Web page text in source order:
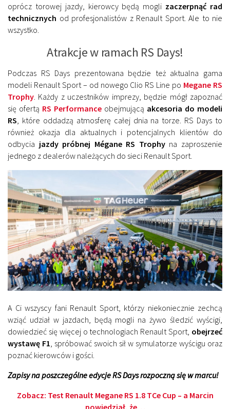
oprócz torowej jazdy, kierowcy będą mogli zaczerpnąć rad
technicznych od profesjonalistów z Renault Sport. Ale to nie
wszystko.
Atrakcje w ramach RS Days!
Podczas RS Days prezentowana będzie też aktualna gama
modeli Renault Sport – od nowego Clio RS Line po Megane RS
Trophy . Każdy z uczestników imprezy, będzie mógł zapoznać
się ofertą RS Performance obejmującą akcesoria do modeli
RS , które oddadzą atmosferę całej dnia na torze. RS Days to
również okazja dla aktualnych i potencjalnych klientów do
odbycia jazdy próbnej Mégane RS Trophyna zaproszenie
jednego z dealerów należących do sieci Renault Sport.
A Ci wszyscy fani Renault Sport, którzy niekoniecznie zechcą
wziąć udział w jazdach, będą mogli na żywo śledzić wyścigi,
dowiedzieć się więcej o technologiach Renault Sport, obejrzeć
wystawę F1, spróbować swoich sił w symulatorze wyścigu oraz
poznać kierowców i gości.
Zapisy na poszczególne edycje RS Days rozpoczną się w marcu!
Zobacz: Test Renault Megane RS 1.8 TCe Cup – a Marcin